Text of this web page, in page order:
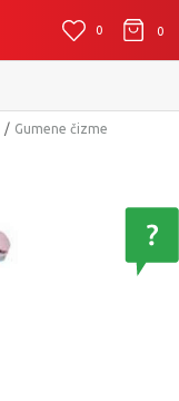
0 0
Gumene čizme